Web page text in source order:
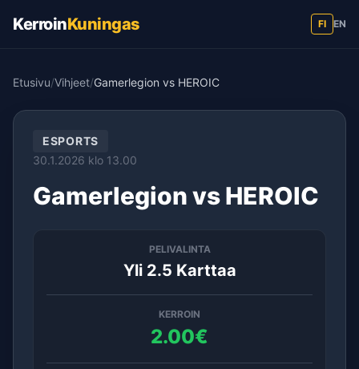
KerroinKuningas FI EN
Etusivu/Vihjeet/Gamerlegion vs HEROIC
ESPORTS
30.1.2026 klo 13.00
Gamerlegion vs HEROIC
PELIVALINTA
Yli 2.5 Karttaa
KERROIN
2.00€